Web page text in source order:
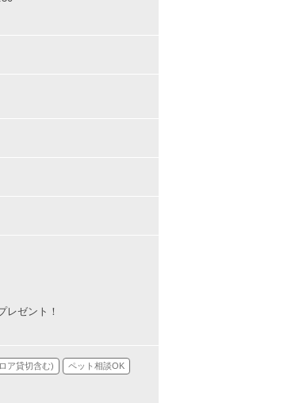
レゼント！
ア貸切含む) ペット相談OK